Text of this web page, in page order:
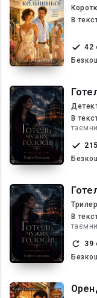
роман
В
В
В